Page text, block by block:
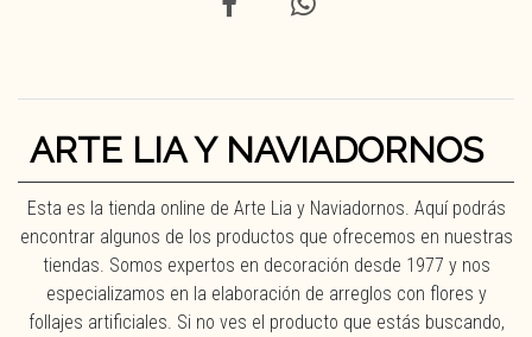
ARTE LIA Y NAVIADORNOS
Esta es la tienda online de Arte Lia y Naviadornos. Aquí podrás
encontrar algunos de los productos que ofrecemos en nuestras
tiendas. Somos expertos en decoración desde 1977 y nos
especializamos en la elaboración de arreglos con flores y
follajes artificiales. Si no ves el producto que estás buscando,